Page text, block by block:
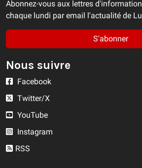
Abonnez-vous aux lettres
chaque lundi par email l'actualité de
S'abonner
Nous suivre
Facebook
Twitter/X
YouTube
Instagram
RSS